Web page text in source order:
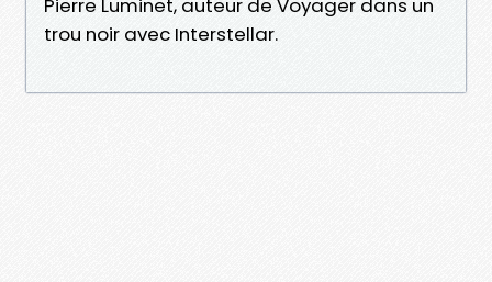
Pierre Luminet, auteur de Voyager dans un
trou noir avec Interstellar.